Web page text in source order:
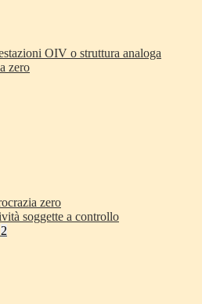
OIV o struttura analoga
zero
zero
soggette a controllo
2